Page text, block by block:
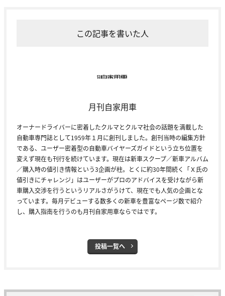
この記事を書いた人
月刊自家用車
オーナードライバーに密着したクルマとクルマ社会の話題を満載した
自動車専門誌として1959年１月に創刊しました。創刊当時の編集方針
である、ユーザー密着型の自動車バイヤーズガイドという立ち位置を
変えず現在も刊行を続けています。現在は新車スクープ／新車アルバム
／購入時の値引き情報という3企画が柱。とくに約30年間続く「Ｘ氏の
値引きにチャレンジ」はユーザーがプロのアドバイスを受けながら新
車購入交渉を行うというリアルさがうけて、現在でも人気の企画とな
っています。毎月デビューする数多くの新車を豊富なページ数で紹介
し、購入指南を行うのも月刊自家用車ならではです。
投稿一覧へ